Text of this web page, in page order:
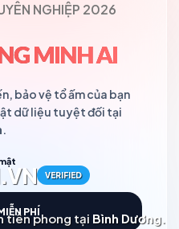
NGHIỆP 2026
MINH AI
bảo vệ tổ ấm của bạn
dữ liệu tuyệt đối tại
.
PHÍ
VERIFIED
tiên phong tại Bình Dương.